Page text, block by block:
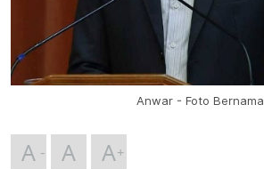
Anwar - Foto Bernama
A A A